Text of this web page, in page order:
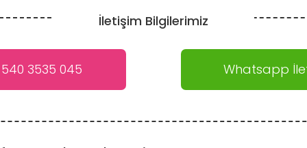
İletişim Bilgilerimiz
3535 045 Whatsapp